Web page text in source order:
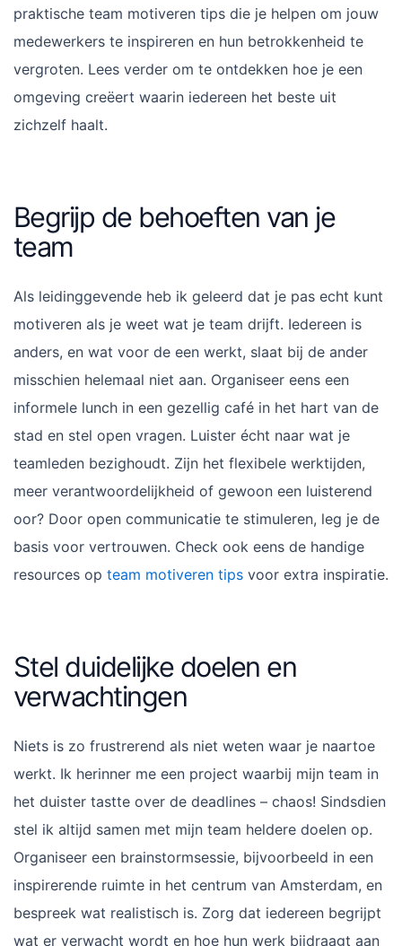
praktische team motiveren tips die je helpen om jouw
medewerkers te inspireren en hun betrokkenheid te
vergroten. Lees verder om te ontdekken hoe je een
omgeving creëert waarin iedereen het beste uit
zichzelf haalt.
Begrijp de behoeften van je
team
Als leidinggevende heb ik geleerd dat je pas echt kunt
motiveren als je weet wat je team drijft. Iedereen is
anders, en wat voor de een werkt, slaat bij de ander
misschien helemaal niet aan. Organiseer eens een
informele lunch in een gezellig café in het hart van de
stad en stel open vragen. Luister écht naar wat je
teamleden bezighoudt. Zijn het flexibele werktijden,
meer verantwoordelijkheid of gewoon een luisterend
oor? Door open communicatie te stimuleren, leg je de
basis voor vertrouwen. Check ook eens de handige
resources op team motiveren tipsvoor extra inspiratie.
Stel duidelijke doelen en
verwachtingen
Niets is zo frustrerend als niet weten waar je naartoe
werkt. Ik herinner me een project waarbij mijn team in
het duister tastte over de deadlines – chaos! Sindsdien
stel ik altijd samen met mijn team heldere doelen op.
Organiseer een brainstormsessie, bijvoorbeeld in een
inspirerende ruimte in het centrum van Amsterdam, en
bespreek wat realistisch is. Zorg dat iedereen begrijpt
wat er verwacht wordt en hoe hun werk bijdraagt aan